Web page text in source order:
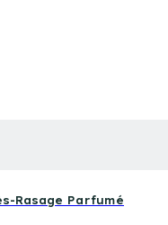
Rasage Parfumé